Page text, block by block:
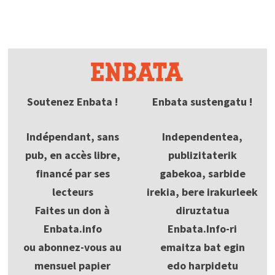
Soutenez Enbata !
Indépendant, sans
pub, en accès libre,
financé par ses
lecteurs
Faites un don à
Enbata.info
ou abonnez-vous au
mensuel papier
Enbata sustengatu !
Independentea,
publizitaterik
gabekoa, sarbide
irekia, bere irakurleek
diruztatua
Enbata.Info-ri
emaitza bat egin
edo harpidetu